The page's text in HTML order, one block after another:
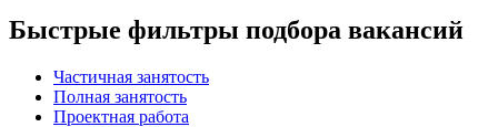
Быстрые фильтры подбора вакансий
Частичная занятость
Полная занятость
Проектная работа